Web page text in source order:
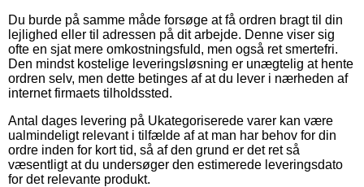
Du burde på samme måde forsøge at få ordren bragt til din
lejlighed eller til adressen på dit arbejde. Denne viser sig
ofte en sjat mere omkostningsfuld, men også ret smertefri.
Den mindst kostelige leveringsløsning er unægtelig at hente
ordren selv, men dette betinges af at du lever i nærheden af
internet firmaets tilholdssted.
Antal dages levering på Ukategoriserede varer kan være
ualmindeligt relevant i tilfælde af at man har behov for din
ordre inden for kort tid, så af den grund er det ret så
væsentligt at du undersøger den estimerede leveringsdato
for det relevante produkt.